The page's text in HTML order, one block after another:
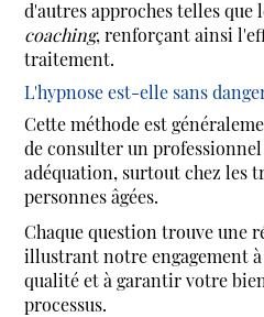
d'autres approches telles que
coaching, renforçant ainsi
traitement.
L'hypnose est-elle sans
Cette méthode est
de consulter un
adéquation, surtout chez les
personnes âgées.
Chaque question trouve une
illustrant notre engagement
qualité et à garantir votre
processus.